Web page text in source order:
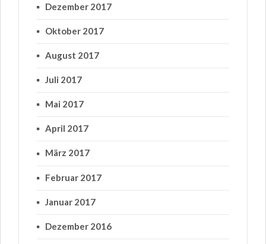
Dezember 2017
Oktober 2017
August 2017
Juli 2017
Mai 2017
April 2017
März 2017
Februar 2017
Januar 2017
Dezember 2016